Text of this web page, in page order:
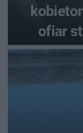
ofiar